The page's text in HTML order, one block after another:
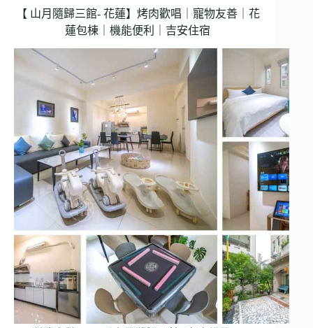
【 山月隨歸三館- 花蓮】烤肉歡唱｜寵物友善｜花
蓮包棟｜機能便利｜吉安住宿